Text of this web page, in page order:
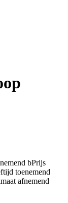
bPrijs
toenemend
afnemend